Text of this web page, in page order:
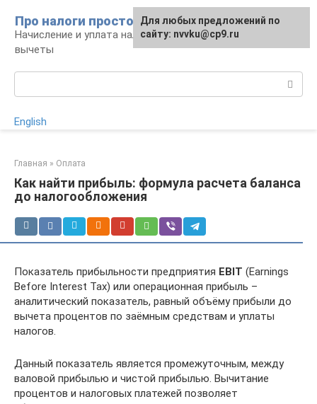
контенту
Про налоги просто
Начисление и уплата налогов, налоговые
вычеты
English
Главная » Оплата
Как найти прибыль: формула расчета баланса
до налогообложения
Показатель прибыльности предприятия EBIT (Earnings
Before Interest Tax) или операционная прибыль –
аналитический показатель, равный объёму прибыли до
вычета процентов по заёмным средствам и уплаты
налогов.
Данный показатель является промежуточным, между
валовой прибылью и чистой прибылью. Вычитание
процентов и налоговых платежей позволяет
Для любых предложений по
сайту: nvvku@cp9.ru